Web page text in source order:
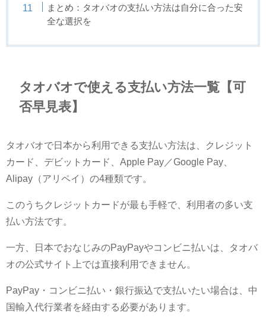
まとめ：タオバオの支払い方法は自分に合った安
全な選択を
タオバオで使える支払い方法一覧【可
否早見表】
タオバオで日本から利用できる支払い方法は、クレジット
カード、デビットカード、Apple Pay／Google Pay、
Alipay（アリペイ）の4種類です。
このうちクレジットカードが最も手軽で、利用者の多い支
払い方法です。
一方、日本でおなじみのPayPayやコンビニ払いは、タオバ
オの公式サイト上では直接利用できません。
PayPay・コンビニ払い・銀行振込で支払いたい場合は、中
国輸入代行業者を経由する必要があります。